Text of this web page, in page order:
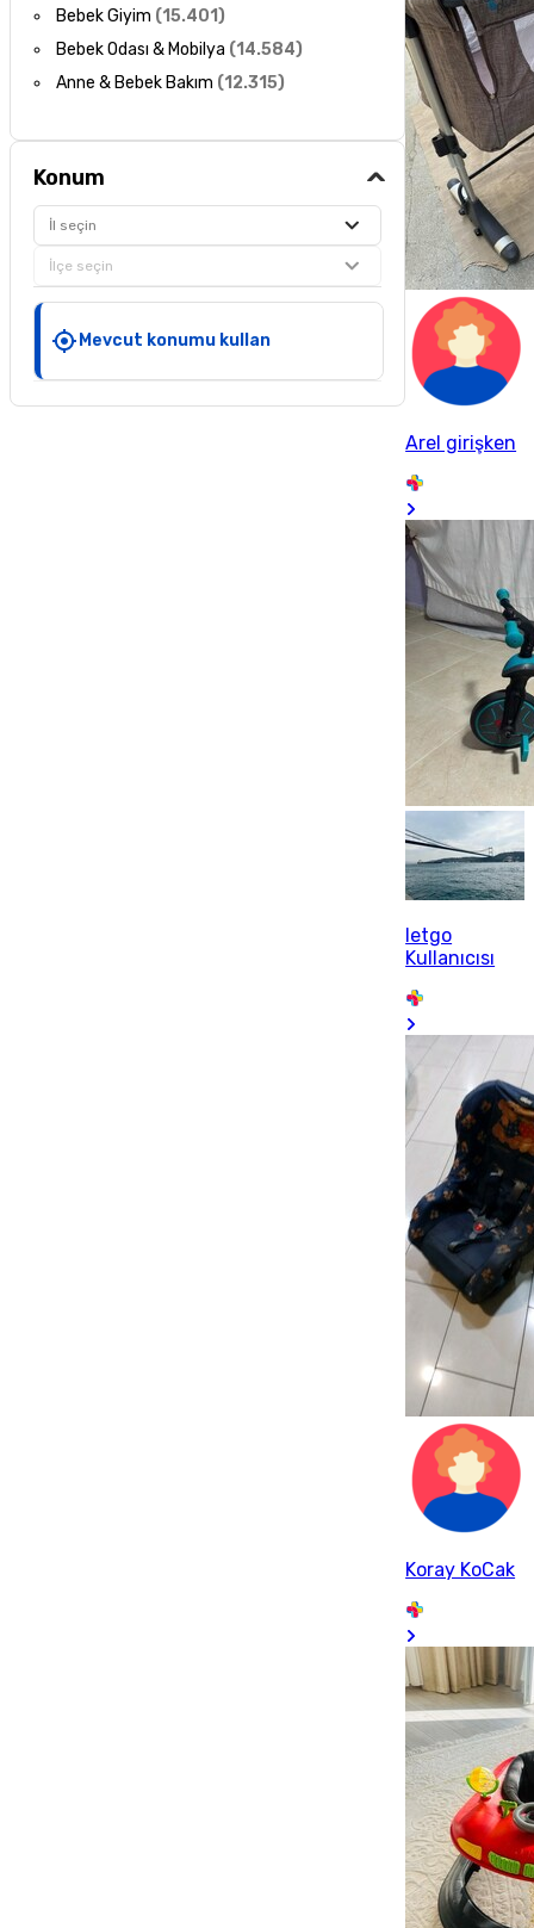
Bebek Giyim (15.401)
Bebek Odası & Mobilya (14.584)
Anne & Bebek Bakım (12.315)
Konum
İl seçin
İlçe seçin
Mevcut konumu kullan
Arel girişken
letgo
Kullanıcısı
Koray KoCak